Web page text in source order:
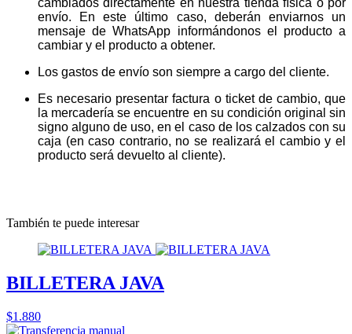
envío. En este último caso, deberán enviarnos un
mensaje de WhatsApp informándonos el producto a
cambiar y el producto a obtener.
Los gastos de envío son siempre a cargo del cliente.
Es necesario presentar factura o ticket de cambio, que
la mercadería se encuentre en su condición original sin
signo alguno de uso, en el caso de los calzados con su
caja (en caso contrario, no se realizará el cambio y el
producto será devuelto al cliente).
También te puede interesar
BILLETERA JAVA
$1.880